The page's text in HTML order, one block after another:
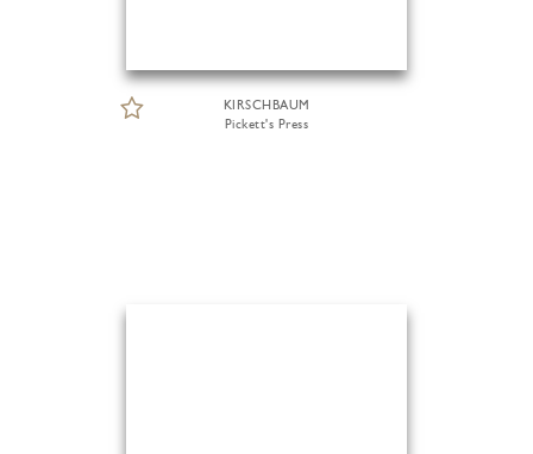
KIRSCHBAUM
Pickett's Press